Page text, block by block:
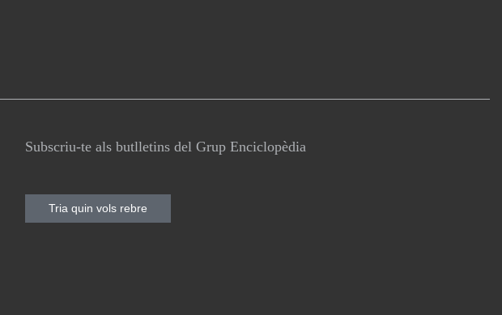
Subscriu-te als butlletins del Grup Enciclopèdia
Tria quin vols rebre